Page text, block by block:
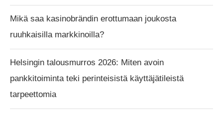
Mikä saa kasinobrändin erottumaan joukosta
ruuhkaisilla markkinoilla?
Helsingin talousmurros 2026: Miten avoin
pankkitoiminta teki perinteisistä käyttäjätileistä
tarpeettomia